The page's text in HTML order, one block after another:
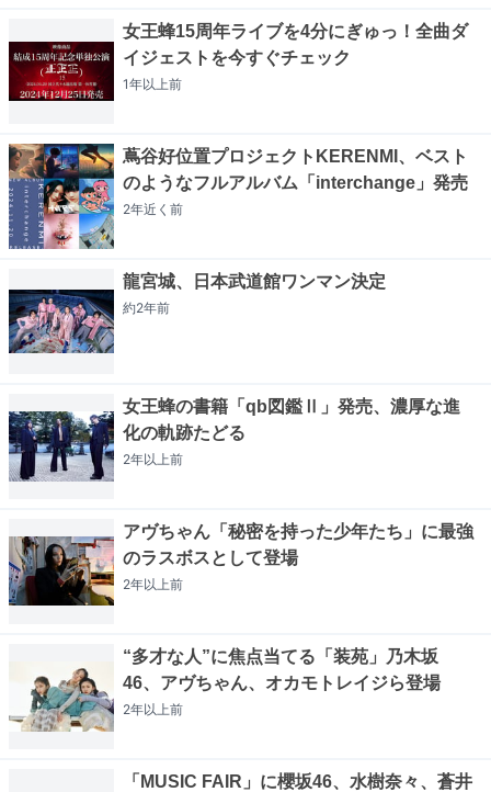
女王蜂15周年ライブを4分にぎゅっ！全曲ダ
イジェストを今すぐチェック
1年以上前
蔦谷好位置プロジェクトKERENMI、ベスト
のようなフルアルバム「interchange」発売
2年近く 前
龍宮城、日本武道館ワンマン決定
約2年前
女王蜂の書籍「qb図鑑Ⅱ」発売、濃厚な進
化の軌跡たどる
2年以上前
アヴちゃん「秘密を持った少年たち」に最強
のラスボスとして登場
2年以上前
“多才な人”に焦点当てる「装苑」乃木坂
46、アヴちゃん、オカモトレイジら登場
2年以上前
「MUSIC FAIR」に櫻坂46、水樹奈々、蒼井